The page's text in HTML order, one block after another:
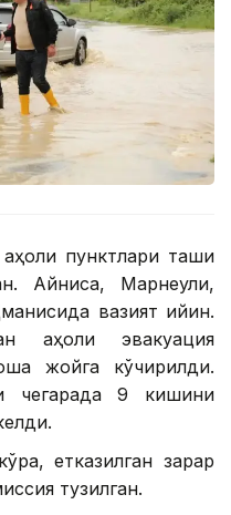
пунктлари ташқи
Айниқса, Марнеули,
вазият қийин.
аҳоли эвакуация
жойга кўчирилди.
чегарада 9 кишини
етказилган зарар
тузилган.